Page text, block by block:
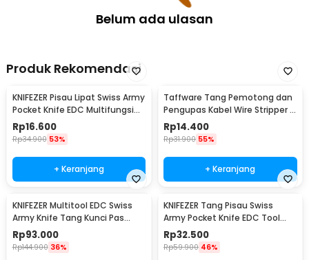
Belum ada ulasan
Produk Rekomendasi
KNIFEZER Pisau Lipat Swiss Army
Pocket Knife EDC Multifungsi
11in1 - A3011
Rp16.600
Rp34.900 53%
+ Keranjang
Taffware Tang Pemotong dan
Pengupas Kabel Wire Stripper 7
Slot - JM-CT4-12
Rp14.400
Rp31.900 55%
+ Keranjang
KNIFEZER Multitool EDC Swiss
Army Knife Tang Kunci Pas
Stainless Steel - MPG05
Rp93.000
Rp144.900 36%
KNIFEZER Tang Pisau Swiss
Army Pocket Knife EDC Tool
Stainless Steel - A3009
Rp32.500
Rp59.900 46%